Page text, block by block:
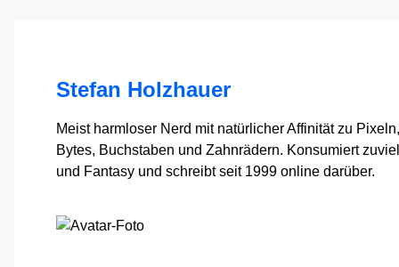
Stefan Holzhauer
Meist harmloser Nerd mit natürlicher Affinität zu Pixeln,
Bytes, Buchstaben und Zahnrädern. Konsumiert
und Fantasy und schreibt seit 1999 online darüber.